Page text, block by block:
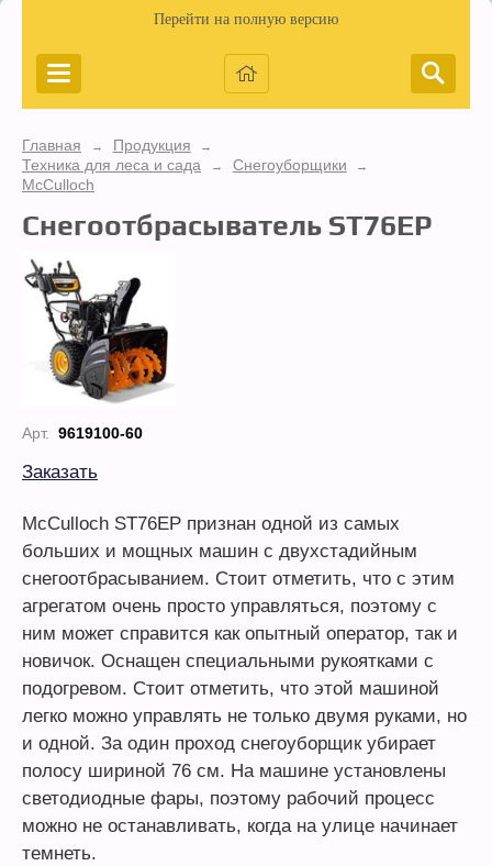
Перейти на полную версию
Главная → Продукция →
Техника для леса и сада → Снегоуборщики →
McCulloch
Снегоотбрасыватель ST76EP
Арт. 9619100-60
Заказать
McCulloch ST76EP признан одной из самых
больших и мощных машин с двухстадийным
снегоотбрасыванием. Стоит отметить, что с этим
агрегатом очень просто управляться, поэтому с
ним может справится как опытный оператор, так и
новичок. Оснащен специальными рукоятками с
подогревом. Стоит отметить, что этой машиной
легко можно управлять не только двумя руками, но
и одной. За один проход снегоуборщик убирает
полосу шириной 76 см. На машине установлены
светодиодные фары, поэтому рабочий процесс
можно не останавливать, когда на улице начинает
темнеть.